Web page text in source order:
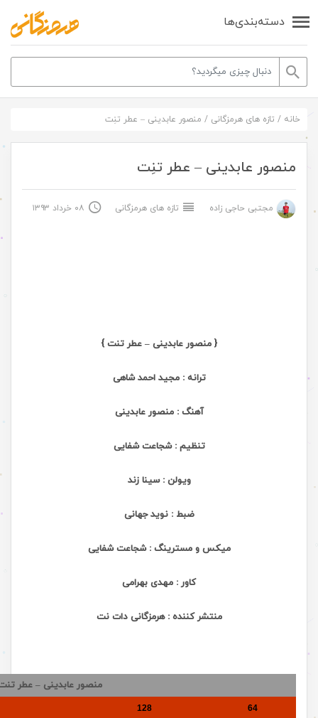
دسته‌بندی‌ها
خانه / تازه های هرمزگانی / منصور عابدینی – عطر تنِت
منصور عابدینی – عطر تنِت
مجتبی حاجی زاده تازه های هرمزگانی ۰۸ خرداد ۱۳۹۳
{ منصور عابدینی – عطر تنت }
ترانه : مجید احمد شاهی
آهنگ : منصور عابدینی
تنظیم : شجاعت شفایی
ویولن : سینا زند
ضبط : نوید جهانی
میکس و مسترینگ : شجاعت شفایی
کاور : مهدی بهرامی
منتشر کننده : هرمزگانی دات نت
منصور عابدینی – عطر
64
128